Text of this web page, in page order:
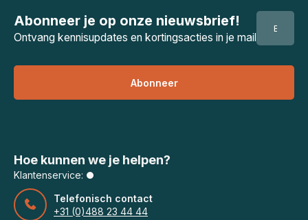
Abonneer je op onze nieuwsbrief!
Ontvang kennisupdates en kortingsacties in je mail
Abonneer
Hoe kunnen we je helpen?
Klantenservice:
Telefonisch contact
+31 (0)488 23 44 44